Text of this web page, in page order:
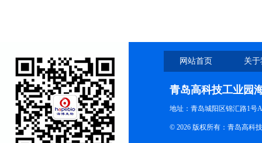
网站首页 关
青岛高科技工业园
地址：青岛城阳区锦汇路1号
© 2026 版权所有：青岛高科